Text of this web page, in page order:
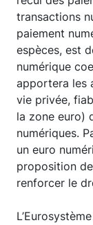
transactions
paiement
espèces, est
numérique
apportera les
vie privée,
la zone euro)
numériques.
un euro
proposition
renforcer le